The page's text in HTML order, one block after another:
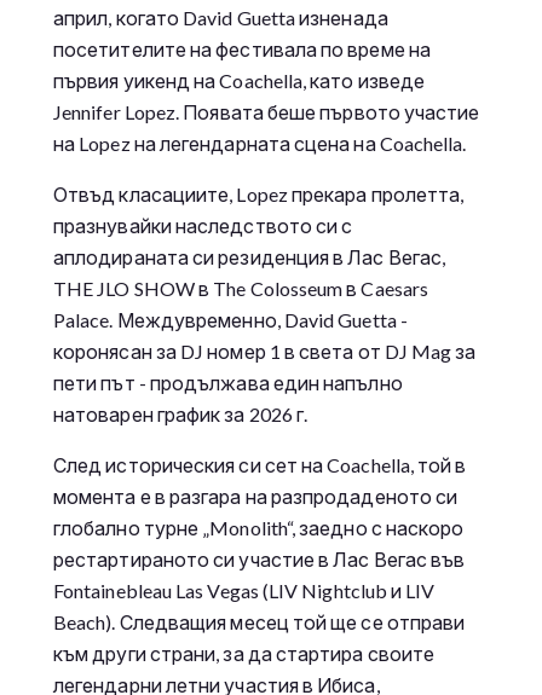
април, когато David Guetta изненада
посетителите на фестивала по време на
първия уикенд на Coachella, като изведе
Jennifer Lopez. Появата беше първото участие
на Lopez на легендарната сцена на Coachella.
Отвъд класациите, Lopez прекара пролетта,
празнувайки наследството си с
аплодираната си резиденция в Лас Вегас,
THE JLO SHOW в The Colosseum в Caesars
Palace. Междувременно, David Guetta -
коронясан за DJ номер 1 в света от DJ Mag за
пети път - продължава един напълно
натоварен график за 2026 г.
След историческия си сет на Coachella, той в
момента е в разгара на разпродаденото си
глобално турне „Monolith“, заедно с наскоро
рестартираното си участие в Лас Вегас във
Fontainebleau Las Vegas (LIV Nightclub и LIV
Beach). Следващия месец той ще се отправи
към други страни, за да стартира своите
легендарни летни участия в Ибиса,